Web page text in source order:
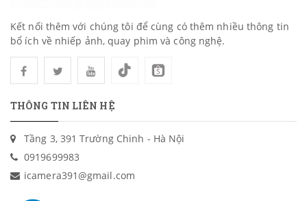
Kết nối thêm với chúng tôi để cùng có thêm nhiều thông tin
bổ ích về nhiếp ảnh, quay phim và công nghệ.
THÔNG TIN LIÊN HỆ
Tầng 3, 391 Trường Chinh - Hà Nội
0919699983
icamera391@gmail.com